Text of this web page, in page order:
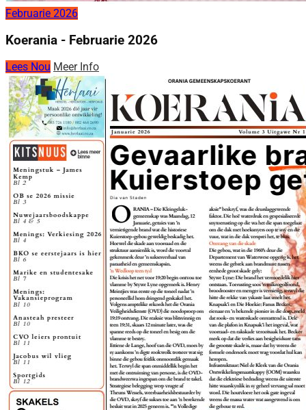
Februarie 2026
Koerania - Februarie 2026
Lees Nou Meer Info